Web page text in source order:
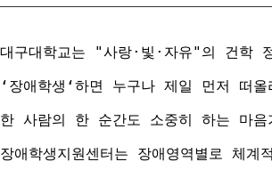
대구대학교는 "사랑·빛·자유"의 건학
‘장애학생‘하면 누구나 제일 먼저 떠
한 사람의 한 순간도 소중히 하는 마음
장애학생지원센터는 장애영역별로